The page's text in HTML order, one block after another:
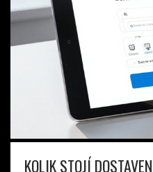
KOLIK STOJÍ